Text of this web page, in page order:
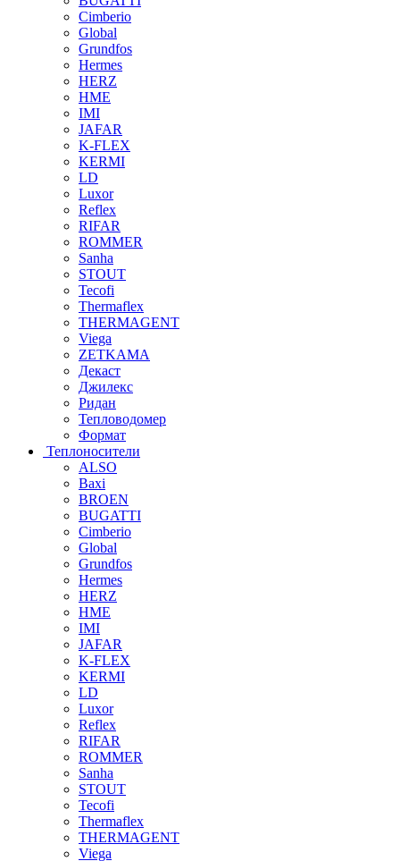
Cimberio
Global
Grundfos
Hermes
HERZ
HME
IMI
JAFAR
K-FLEX
KERMI
LD
Luxor
Reflex
RIFAR
ROMMER
Sanha
STOUT
Tecofi
Thermaflex
THERMAGENT
Viega
ZETKAMA
Декаст
Джилекс
Ридан
Тепловодомер
Формат
Теплоносители
ALSO
Baxi
BROEN
BUGATTI
Cimberio
Global
Grundfos
Hermes
HERZ
HME
IMI
JAFAR
K-FLEX
KERMI
LD
Luxor
Reflex
RIFAR
ROMMER
Sanha
STOUT
Tecofi
Thermaflex
THERMAGENT
Viega